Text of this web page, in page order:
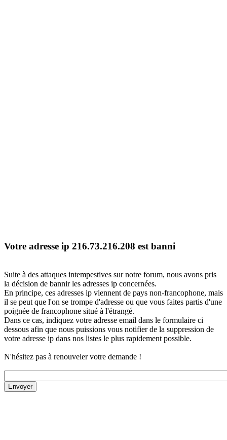
Votre adresse ip 216.73.216.208 est banni
Suite à des attaques intempestives sur notre forum, nous avons pris
la décision de bannir les adresses ip concernées.
En principe, ces adresses ip viennent de pays non-francophone, mais
il se peut que l'on se trompe d'adresse ou que vous faites partis d'une
poignée de francophone situé à l'étrangé.
Dans ce cas, indiquez votre adresse email dans le formulaire ci
dessous afin que nous puissions vous notifier de la suppression de
votre adresse ip dans nos listes le plus rapidement possible.
N'hésitez pas à renouveler votre demande !